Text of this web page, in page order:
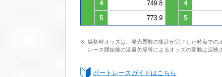
4 749.8
4
5
773.9 5
締切時オッズは、発売票数の集計が完了した時点での
レース開始後の返還欠場等によるオッズの変動は反映
ボートレースガイドはこちら